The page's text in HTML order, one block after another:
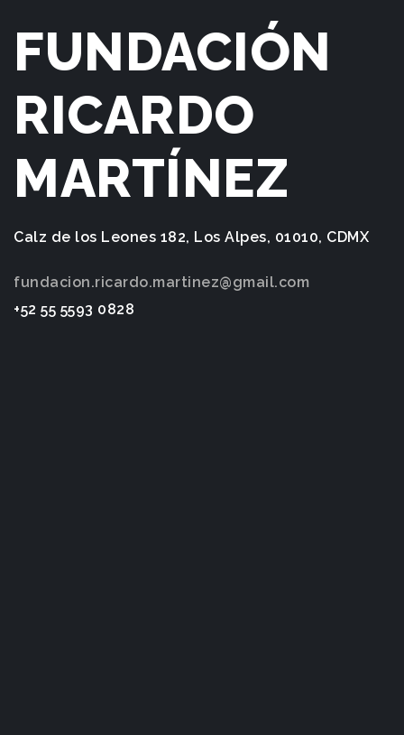
FUNDACIÓN
RICARDO
MARTÍNEZ
Calz de los Leones 182, Los Alpes, 01010, CDMX
fundacion.ricardo.martinez@gmail.com
+52 55 5593 0828